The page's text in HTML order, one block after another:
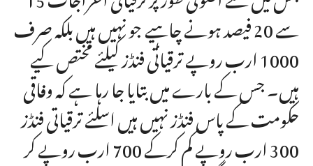
سے 20 فیصد ہونے چاہیے جو نہیں ہیں بلکہ صرف
1000 ارب روپے ترقیاتی فنڈز کیلئے مختص کیے
ہیں۔ جس کے بارے میں بتایا جا رہا ہے کہ وفاقی
حکومت کے پاس فنڈز نہیں ہیں اسلئے ترقیاتی فنڈز
300 ارب روپے کم کرکے 700 ارب روپے کر